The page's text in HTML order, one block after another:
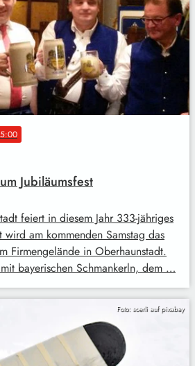
Jubiläumsfest
feiert in diesem Jahr 333-jähriges
wird am kommenden Samstag das
Firmengelände in Oberhaunstadt.
bayerischen Schmankerln, dem …
Foto: soerli auf pixabay